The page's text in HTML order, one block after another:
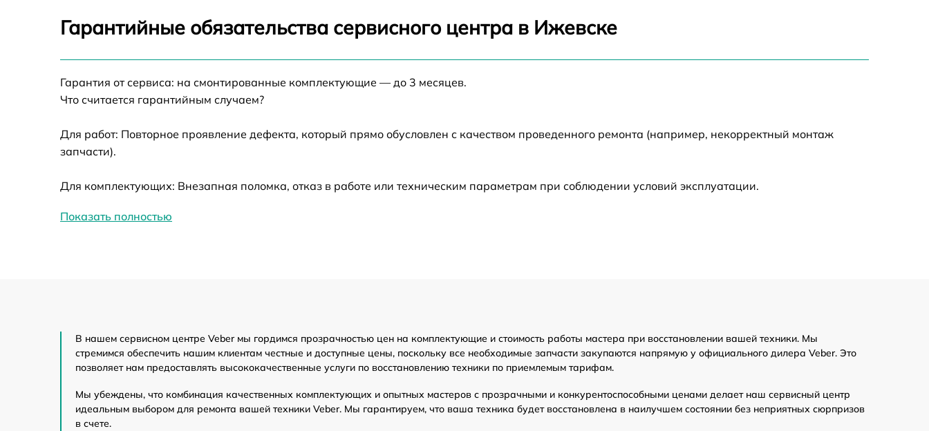
Ремонт разъема от 70 мин
Замена ключей управления от 70 мин 590 р
Замена процессора
Ремонт электронно-лучевой трубки от 70 мин 1000 р
Ремонт датчика синхроимпульсов
Замена матрицы от 70 мин 1100 р
Ремонт встроенного дальнометра и
других устройств
Гарантийные обязательства сервисного центра в Ижевске
Гарантия от сервиса: на смонтированные комплектующие — до 3 месяцев.
Что считается гарантийным случаем?
Для работ: Повторное проявление дефекта, который прямо обусловлен с качеством проведенного ремонта (например, некорректный монтаж
запчасти).
Для комплектующих: Внезапная поломка, отказ в работе или техническим параметрам при соблюдении условий эксплуатации.
Показать полностью
В нашем сервисном центре Veber мы гордимся прозрачностью цен на комплектующие и стоимость работы мастера при восстановлении вашей техники. Мы
стремимся обеспечить нашим клиентам честные и доступные цены, поскольку все необходимые запчасти закупаются напрямую у официального дилера Veber. Это
позволяет нам предоставлять высококачественные услуги по восстановлению техники по приемлемым тарифам.
Мы убеждены, что комбинация качественных комплектующих и опытных мастеров с прозрачными и конкурентоспособными ценами делает наш сервисный центр
идеальным выбором для ремонта вашей техники Veber. Мы гарантируем, что ваша техника будет восстановлена в наилучшем состоянии без неприятных сюрпризов
в счете.